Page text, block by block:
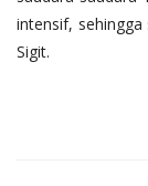
intensif,
Sigit.